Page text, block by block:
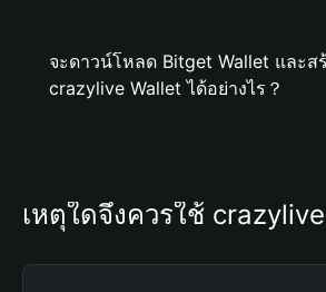
จะดาวน์โหลด Bitget Wallet และส
crazylive Wallet ได้อย่างไร？
เหตุใดจึงควรใช้